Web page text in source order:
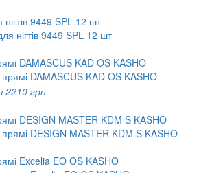
9449 SPL 12 шт
DAMASCUS KAD OS KASHO
2210 грн
DESIGN MASTER KDM S KASHO
Excelia EO OS KASHO